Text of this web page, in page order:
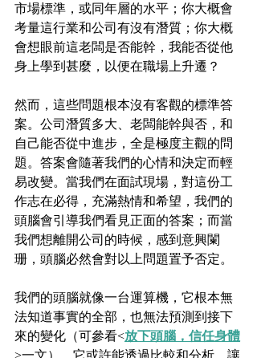
市場標準，或同年層的水平；你大概會
考量這行業和公司有沒有潛質；你大概
會想眼前這老闆是否能幹，我能否從他
身上學到甚麼，以便在職場上升遷？
然而，這些問題根本沒有客觀的標準答
案。公司潛質多大、老闆能幹與否，和
自己能否從中進步，全是極度主觀的問
題。答案會隨著我們的心情和決定而輕
易改變。當我們在面試現場，對這份工
作志在必得，充滿熱情和希望，我們的
頭腦會引導我們看見正面的答案；而當
我們想離開公司的時候，感到意興闌
珊，頭腦必然會對以上問題置予否定。
我們的頭腦就像一台運算機，它根本無
法知道事實的全部，也無法預測到接下
來的變化（可參看<放下頭腦，信任身體
>一文）。它或許能透過比較和分析，讓